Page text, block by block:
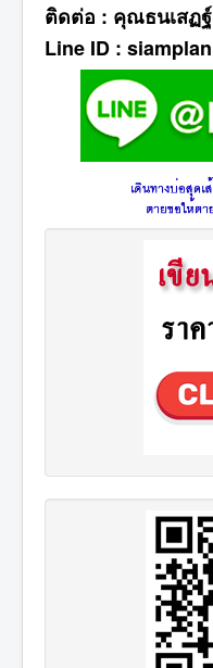
ติดต่อ : คุณธนเสฏฐ์
Line ID : siamplan